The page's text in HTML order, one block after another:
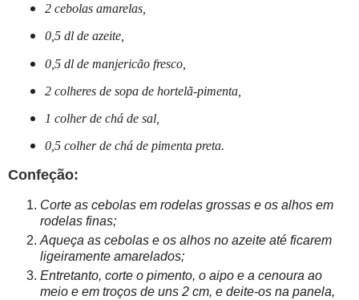
2 cebolas amarelas,
0,5 dl de azeite,
0,5 dl de manjericão fresco,
2 colheres de sopa de hortelã-pimenta,
1 colher de chá de sal,
0,5 colher de chá de pimenta preta.
Confeção:
Corte as cebolas em rodelas grossas e os alhos em
rodelas finas;
Aqueça as cebolas e os alhos no azeite até ficarem
ligeiramente amarelados;
Entretanto, corte o pimento, o aipo e a cenoura ao
meio e em troços de uns 2 cm, e deite-os na panela,